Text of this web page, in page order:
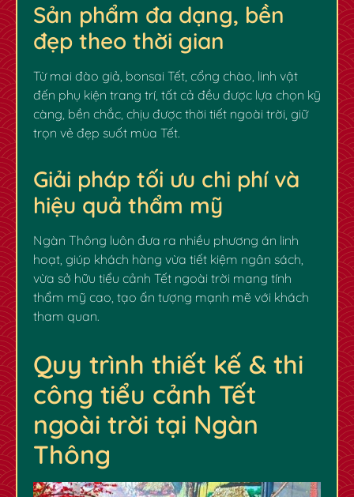
Sản phẩm đa dạng, bền
đẹp theo thời gian
Từ mai đào giả, bonsai Tết, cổng chào, linh vật
đến phụ kiện trang trí, tất cả đều được lựa chọn kỹ
càng, bền chắc, chịu được thời tiết ngoài trời, giữ
trọn vẻ đẹp suốt mùa Tết.
Giải pháp tối ưu chi phí và
hiệu quả thẩm mỹ
Ngàn Thông luôn đưa ra nhiều phương án linh
hoạt, giúp khách hàng vừa tiết kiệm ngân sách,
vừa sở hữu tiểu cảnh Tết ngoài trời mang tính
thẩm mỹ cao, tạo ấn tượng mạnh mẽ với khách
tham quan.
Quy trình thiết kế & thi
công tiểu cảnh Tết
ngoài trời tại Ngàn
Thông
✿ ✿